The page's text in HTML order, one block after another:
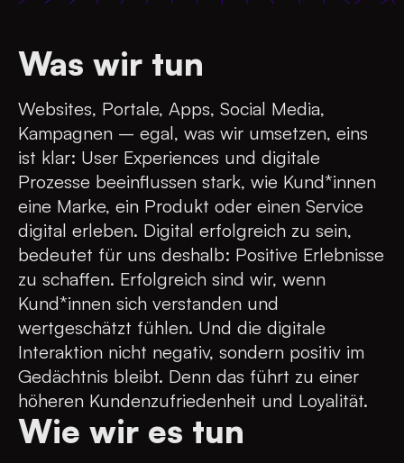
Was wir tun
Websites, Portale, Apps, Social Media,
Kampagnen – egal, was wir umsetzen, eins
ist klar: User Experiences und digitale
Prozesse beeinflussen stark, wie Kund*innen
eine Marke, ein Produkt oder einen Service
digital erleben. Digital erfolgreich zu sein,
bedeutet für uns deshalb: Positive Erlebnisse
zu schaffen. Erfolgreich sind wir, wenn
Kund*innen sich verstanden und
wertgeschätzt fühlen. Und die digitale
Interaktion nicht negativ, sondern positiv im
Gedächtnis bleibt. Denn das führt zu einer
höheren Kundenzufriedenheit und Loyalität.
Wie wir es tun